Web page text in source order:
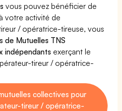
vous pouvez bénéficier de
votre activité de
/ opératrice-tireuse, vous
de Mutuelles TNS
indépendants exerçant le
tireur / opératrice-
collectives pour
tireur / opératrice-